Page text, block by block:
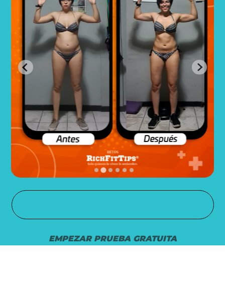
EMPEZAR PRUEBA GRATUITA